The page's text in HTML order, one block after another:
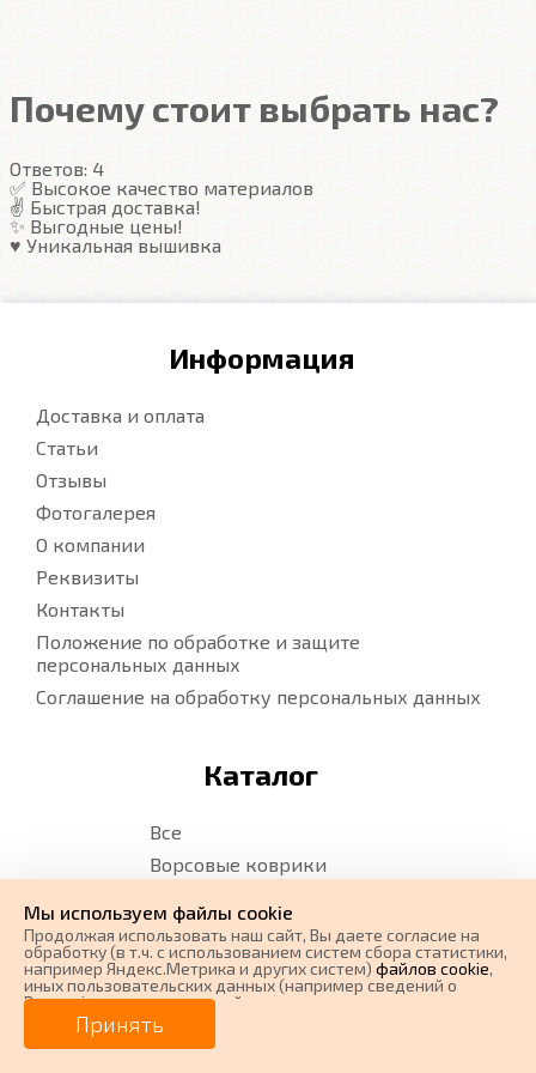
0 ₽
от0₽/мес. Плати частями
Почему стоит выбрать нас?
Ответов: 4
✅ Высокое качество материалов
✌️ Быстрая доставка!
✨ Выгодные цены!
♥️ Уникальная вышивка
Информация
Доставка и оплата
Статьи
Отзывы
Фотогалерея
О компании
Реквизиты
Контакты
Положение по обработке и защите
персональных данных
Соглашение на обработку персональных данных
Каталог
Все
Ворсовые коврики
Водительские коврики
Карта сайта
Карта сайта. Ворс
Карта сайта. EVA
Мы используем файлы cookie
Продолжая использовать наш cайт, Вы даете согласие на
обработку (в т.ч. с использованием систем сбора статистики,
например Яндекс.Метрика и других систем) файлов cookie,
иных пользовательских данных (например сведений о
Вашем ip-адресе, сведений о местоположении, типе
устройства, времени посещения страницы, сведений о
ресурсах сети Интернет, с которых были совершены
переходы на наш сайт, сведения о Ваших действиях на сайте
Принять